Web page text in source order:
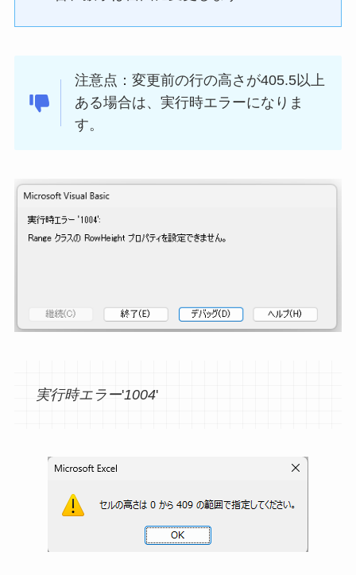
注意点：変更前の行の高さが405.5以上
ある場合は、実行時エラーになりま
す。
実行時エラー'1004'